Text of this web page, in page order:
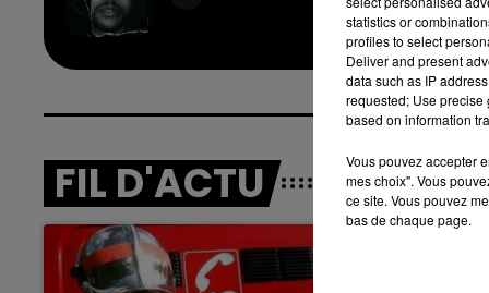
THE
FIL D'ACTU
statistics or
profiles to select
Deliver and present
data such as IP
requested; Use precise
based on information
Vous pouvez accepter
mes choix". Vous
ce site. Vous pouvez
bas de chaque page.